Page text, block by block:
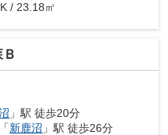
/ 23.18㎡
」駅 徒歩20分
「新鹿沼 」駅 徒歩26分